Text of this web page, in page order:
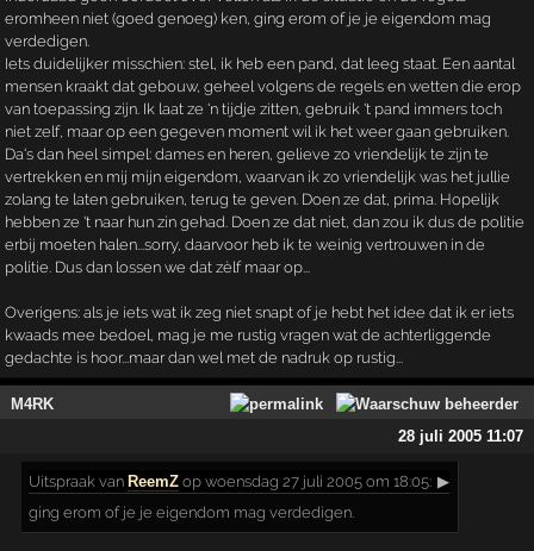
eromheen niet (goed genoeg) ken, ging erom of je je eigendom mag
verdedigen.
Iets duidelijker misschien: stel, ik heb een pand, dat leeg staat. Een aantal
mensen kraakt dat gebouw, geheel volgens de regels en wetten die erop
van toepassing zijn. Ik laat ze 'n tijdje zitten, gebruik 't pand immers toch
niet zelf, maar op een gegeven moment wil ik het weer gaan gebruiken.
Da's dan heel simpel: dames en heren, gelieve zo vriendelijk te zijn te
vertrekken en mij mijn eigendom, waarvan ik zo vriendelijk was het jullie
zolang te laten gebruiken, terug te geven. Doen ze dat, prima. Hopelijk
hebben ze 't naar hun zin gehad. Doen ze dat niet, dan zou ik dus de politie
erbij moeten halen...sorry, daarvoor heb ik te weinig vertrouwen in de
politie. Dus dan lossen we dat zèlf maar op...
Overigens: als je iets wat ik zeg niet snapt of je hebt het idee dat ik er iets
kwaads mee bedoel, mag je me rustig vragen wat de achterliggende
gedachte is hoor...maar dan wel met de nadruk op rustig...
M4RK
28 juli 2005 11:07
Uitspraak van ReemZ op woensdag 27 juli 2005 om 18:05: ▶
ging erom of je je eigendom mag verdedigen.